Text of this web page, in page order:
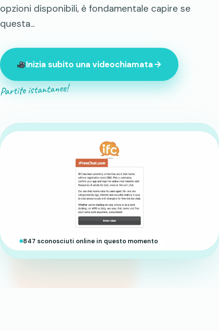
opzioni disponibili, è fondamentale capire se
questa...
Inizia subito una videochiamata
Partite istantanee!
847 sconosciuti online in questo momento